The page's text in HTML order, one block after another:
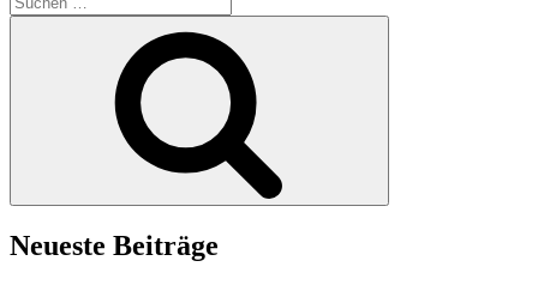
nach:
Neueste Beiträge